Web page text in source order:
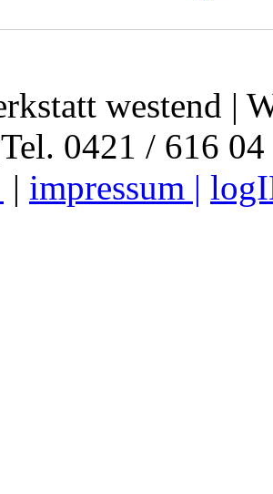
westend |
0421 / 616
| impressum |